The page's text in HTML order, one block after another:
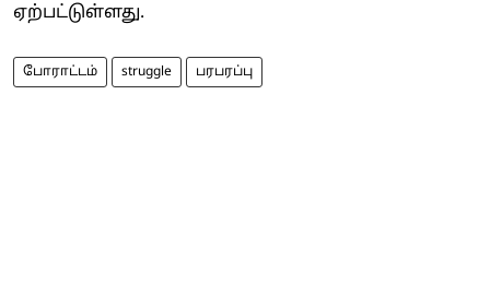
ஏற்பட்டுள்ளது.
போராட்டம் struggle பரபரப்பு